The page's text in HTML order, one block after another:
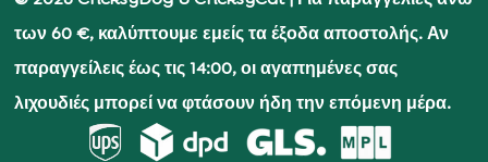
των 60 €, καλύπτουμε εμείς τα έξοδα αποστολής. Αν
παραγγείλεις έως τις 14:00, οι αγαπημένες σας
λιχουδιές μπορεί να φτάσουν ήδη την επόμενη μέρα.